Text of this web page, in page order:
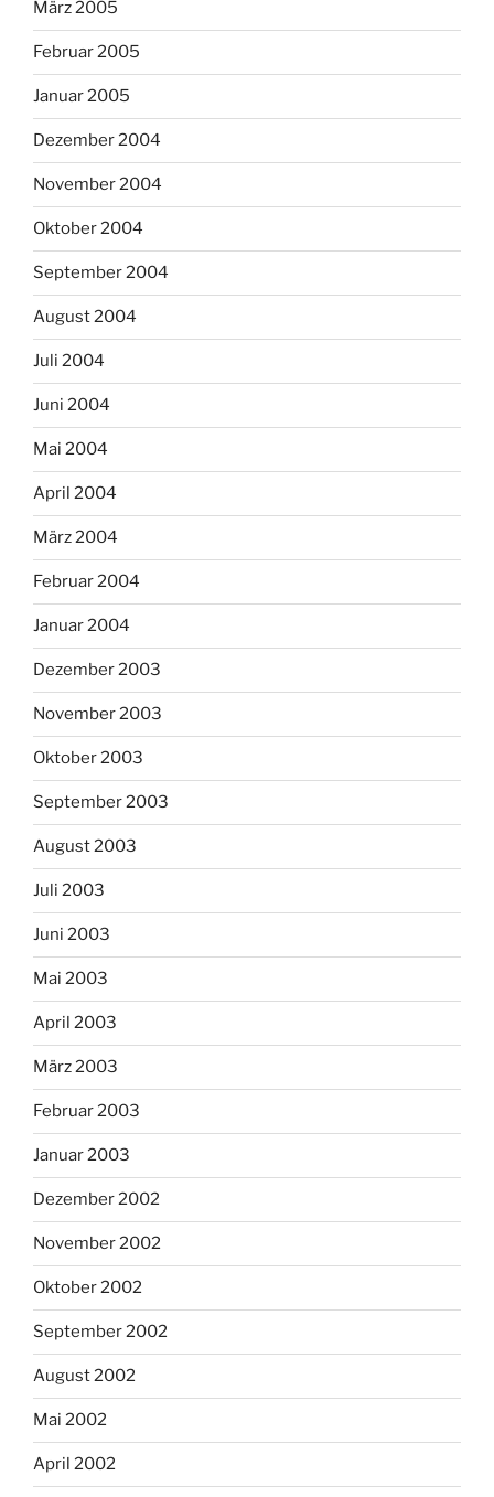
März 2005
Februar 2005
Januar 2005
Dezember 2004
November 2004
Oktober 2004
September 2004
August 2004
Juli 2004
Juni 2004
Mai 2004
April 2004
März 2004
Februar 2004
Januar 2004
Dezember 2003
November 2003
Oktober 2003
September 2003
August 2003
Juli 2003
Juni 2003
Mai 2003
April 2003
März 2003
Februar 2003
Januar 2003
Dezember 2002
November 2002
Oktober 2002
September 2002
August 2002
Mai 2002
April 2002